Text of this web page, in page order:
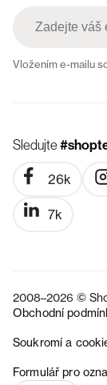
Vložením e-mailu
Sledujte
26k
7k
2008–2026 ©
Obchodní
Soukromí a
Formulář pro